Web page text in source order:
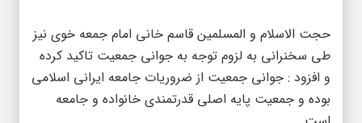
طی سخنرانی به لزوم توجه به جوانی جمعیت تاکید کرده
و افزود : جوانی جمعیت از ضروریات جامعه ایرانی اسلامی
بوده و جمعیت پایه اصلی قدرتمندی خانواده و جامعه
است.